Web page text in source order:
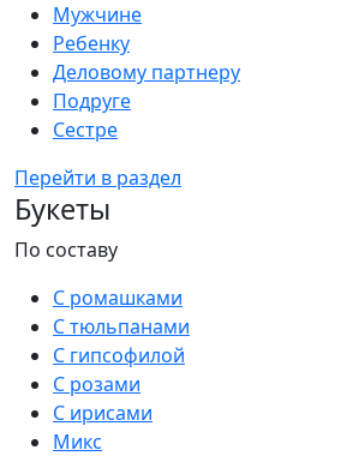
Мужчине
Ребенку
Деловому партнеру
Подруге
Сестре
Перейти в раздел
Букеты
По составу
С ромашками
С тюльпанами
С гипсофилой
С розами
С ирисами
Микс